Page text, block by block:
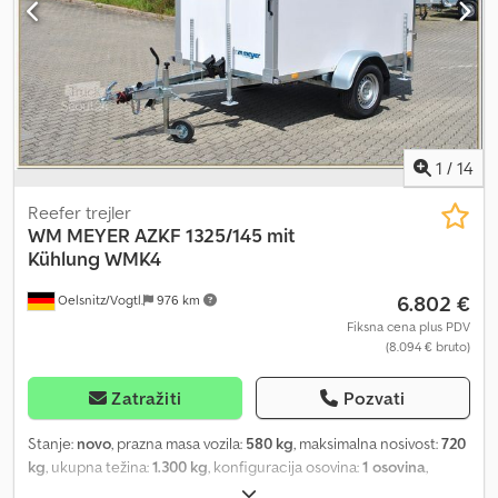
1 / 14
Oelsnitz/Vogtl. 976 km
Reefer trejler
WM MEYER AZKF 1325/145 mit
Kühlung WMK4
6.802 €
Fiksna cena plus PDV
(8.094 € bruto)
Zatražiti Pozvati
Stanje: novo, prazna masa vozila: 580 kg, maksimalna nosivost:720
kg, ukupna težina:1.300 kg, konfiguracija osovina:1 osovina,
2.440 mm